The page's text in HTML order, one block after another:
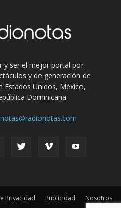
y ser el mejor portal por
y de generación de
Estados Unidos, México,
Dominicana.
Privacidad Publicidad Nosotros